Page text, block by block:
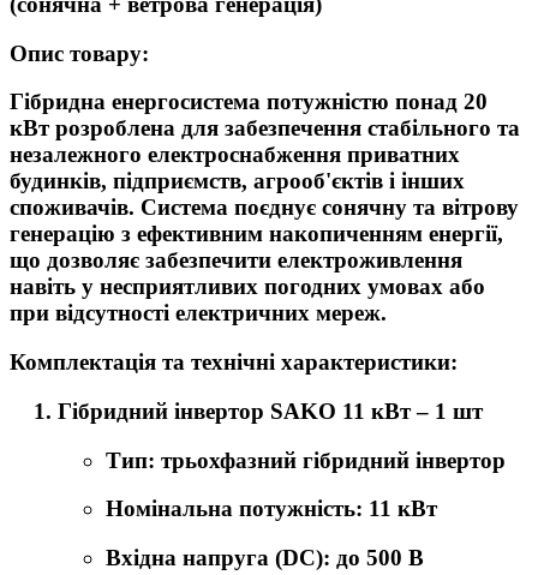
Опис товару:
Гібридна енергосистема потужністю понад 20
кВт розроблена для забезпечення стабільного та
незалежного електроснабження приватних
будинків, підприємств, агрооб'єктів і інших
споживачів. Система поєднує сонячну та вітрову
генерацію з ефективним накопиченням енергії,
що дозволяє забезпечити електроживлення
навіть у несприятливих погодних умовах або
при відсутності електричних мереж.
Комплектація та технічні характеристики:
Гібридний інвертор SAKO 11 кВт– 1 шт
Тип: трьохфазний гібридний інвертор
Номінальна потужність: 11 кВт
Вхідна напруга (DC): до 500 В